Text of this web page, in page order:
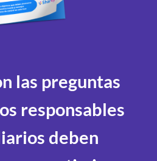
las preguntas
responsables
deben